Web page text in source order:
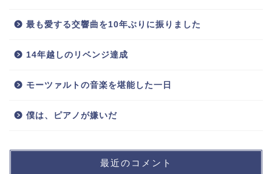
最も愛する交響曲を10年ぶりに振りました
14年越しのリベンジ達成
モーツァルトの音楽を堪能した一日
僕は、ピアノが嫌いだ
最近のコメント